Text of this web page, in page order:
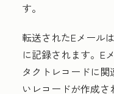
す。
転送されたEメール
に記録されます。E
タクトレコードに
いレコードが作成さ